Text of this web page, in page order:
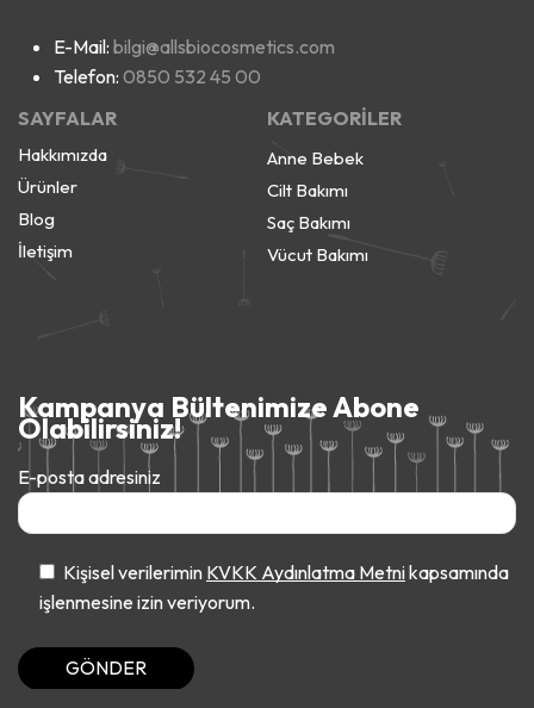
E-Mail: bilgi@allsbiocosmetics.com
Telefon: 0850 532 45 00
SAYFALAR
Hakkımızda
Ürünler
Blog
İletişim
KATEGORİLER
Anne Bebek
Cilt Bakımı
Saç Bakımı
Vücut Bakımı
Kampanya Bültenimize Abone
Olabilirsiniz!
E-posta adresiniz
Kişisel verilerimin KVKK Aydınlatma Metnikapsamında
işlenmesine izin veriyorum.